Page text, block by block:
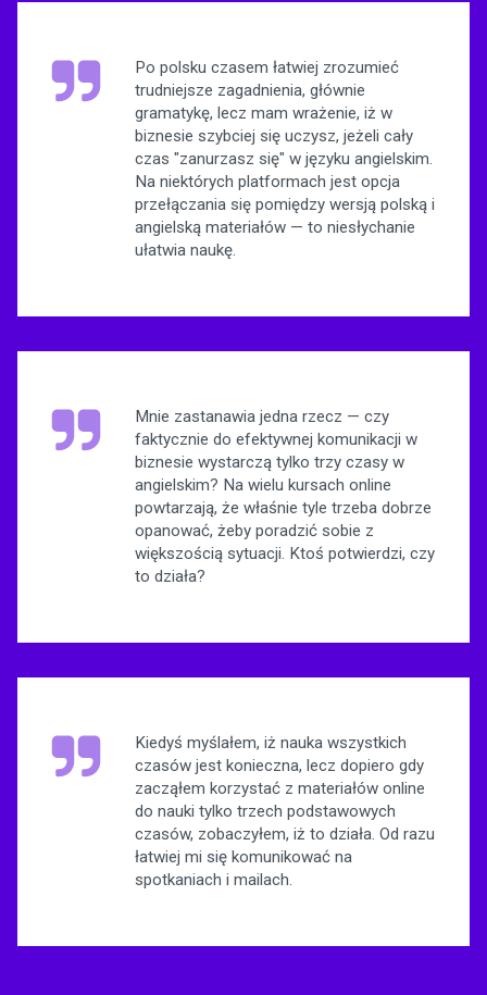
Po polsku czasem łatwiej zrozumieć
trudniejsze zagadnienia, głównie
gramatykę, lecz mam wrażenie, iż w
biznesie szybciej się uczysz, jeżeli cały
czas "zanurzasz się" w języku angielskim.
Na niektórych platformach jest opcja
przełączania się pomiędzy wersją polską i
angielską materiałów — to niesłychanie
ułatwia naukę.
Mnie zastanawia jedna rzecz — czy
faktycznie do efektywnej komunikacji w
biznesie wystarczą tylko trzy czasy w
angielskim? Na wielu kursach online
powtarzają, że właśnie tyle trzeba dobrze
opanować, żeby poradzić sobie z
większością sytuacji. Ktoś potwierdzi, czy
to działa?
Kiedyś myślałem, iż nauka wszystkich
czasów jest konieczna, lecz dopiero gdy
zacząłem korzystać z materiałów online
do nauki tylko trzech podstawowych
czasów, zobaczyłem, iż to działa. Od razu
łatwiej mi się komunikować na
spotkaniach i mailach.